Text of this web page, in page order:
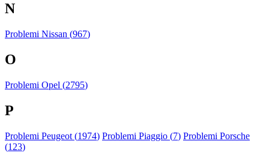
N
Problemi Nissan (967)
O
Problemi Opel (2795)
P
Problemi Peugeot (1974) Problemi Piaggio (7) Problemi Porsche
(123)